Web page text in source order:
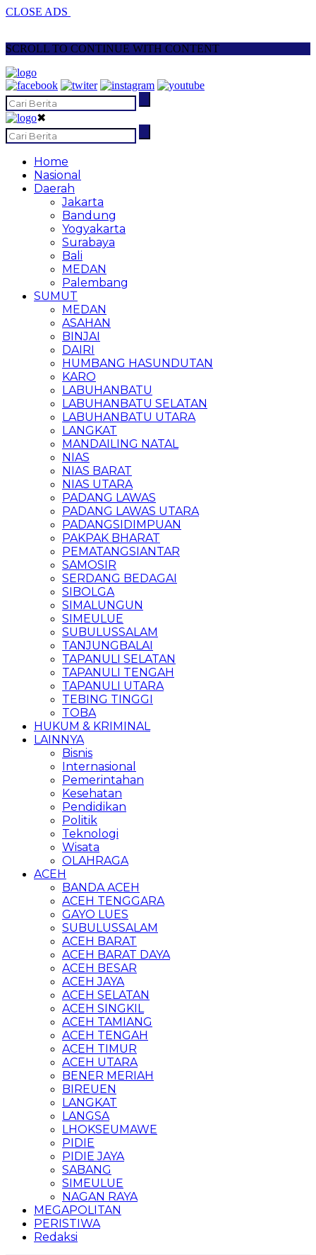
CLOSE ADS
SCROLL TO CONTINUE WITH CONTENT
✖
Home
Nasional
Daerah
Jakarta
Bandung
Yogyakarta
Surabaya
Bali
MEDAN
Palembang
SUMUT
MEDAN
ASAHAN
BINJAI
DAIRI
HUMBANG HASUNDUTAN
KARO
LABUHANBATU
LABUHANBATU SELATAN
LABUHANBATU UTARA
LANGKAT
MANDAILING NATAL
NIAS
NIAS BARAT
NIAS UTARA
PADANG LAWAS
PADANG LAWAS UTARA
PADANGSIDIMPUAN
PAKPAK BHARAT
PEMATANGSIANTAR
SAMOSIR
SERDANG BEDAGAI
SIBOLGA
SIMALUNGUN
SIMEULUE
SUBULUSSALAM
TANJUNGBALAI
TAPANULI SELATAN
TAPANULI TENGAH
TAPANULI UTARA
TEBING TINGGI
TOBA
HUKUM & KRIMINAL
LAINNYA
Bisnis
Internasional
Pemerintahan
Kesehatan
Pendidikan
Politik
Teknologi
Wisata
OLAHRAGA
ACEH
BANDA ACEH
ACEH TENGGARA
GAYO LUES
SUBULUSSALAM
ACEH BARAT
ACEH BARAT DAYA
ACEH BESAR
ACEH JAYA
ACEH SELATAN
ACEH SINGKIL
ACEH TAMIANG
ACEH TENGAH
ACEH TIMUR
ACEH UTARA
BENER MERIAH
BIREUEN
LANGKAT
LANGSA
LHOKSEUMAWE
PIDIE
PIDIE JAYA
SABANG
SIMEULUE
NAGAN RAYA
MEGAPOLITAN
PERISTIWA
Redaksi